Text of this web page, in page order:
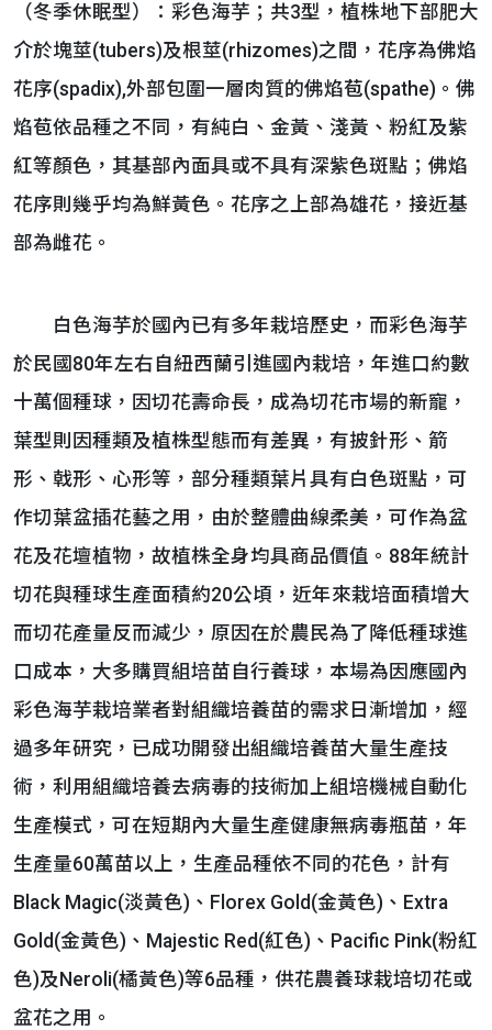
（冬季休眠型）：彩色海芋；共3型，植株地下部肥大
介於塊莖(tubers)及根莖(rhizomes)之間，花序為佛焰
花序(spadix),外部包圍一層肉質的佛焰苞(spathe)。佛
焰苞依品種之不同，有純白、金黃、淺黃、粉紅及紫
紅等顏色，其基部內面具或不具有深紫色斑點；佛焰
花序則幾乎均為鮮黃色。花序之上部為雄花，接近基
部為雌花。
白色海芋於國內已有多年栽培歷史，而彩色海芋
於民國80年左右自紐西蘭引進國內栽培，年進口約數
十萬個種球，因切花壽命長，成為切花市場的新寵，
葉型則因種類及植株型態而有差異，有披針形、箭
形、戟形、心形等，部分種類葉片具有白色斑點，可
作切葉盆插花藝之用，由於整體曲線柔美，可作為盆
花及花壇植物，故植株全身均具商品價值。88年統計
切花與種球生產面積約20公頃，近年來栽培面積增大
而切花產量反而減少，原因在於農民為了降低種球進
口成本，大多購買組培苗自行養球，本場為因應國內
彩色海芋栽培業者對組織培養苗的需求日漸增加，經
過多年研究，已成功開發出組織培養苗大量生產技
術，利用組織培養去病毒的技術加上組培機械自動化
生產模式，可在短期內大量生產健康無病毒瓶苗，年
生產量60萬苗以上，生產品種依不同的花色，計有
Black Magic(淡黃色)、Florex Gold(金黃色)、Extra
Gold(金黃色)、Majestic Red(紅色)、Pacific Pink(粉紅
色)及Neroli(橘黃色)等6品種，供花農養球栽培切花或
盆花之用。